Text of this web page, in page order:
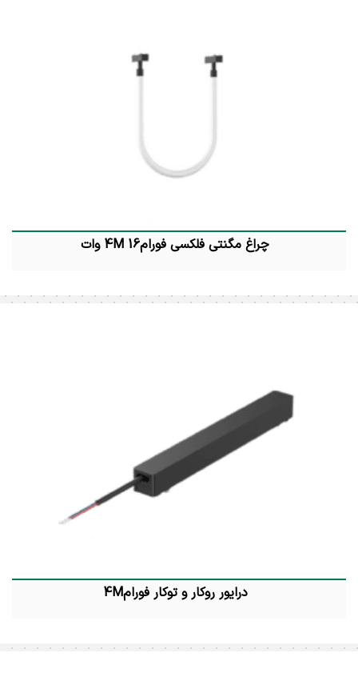
چراغ مگنتی فلکسی فورام4M 16 وات
درایور روکار و توکار فورام4M